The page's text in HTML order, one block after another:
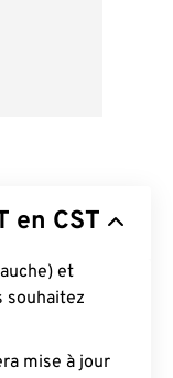
en CST
et
souhaitez
mise à jour